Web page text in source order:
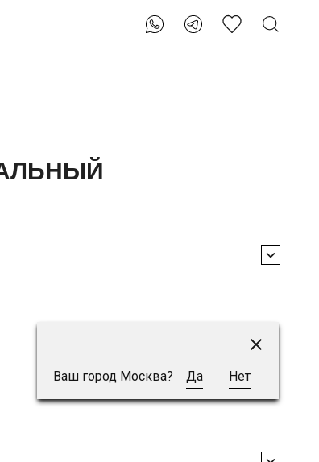
Ваш город Москва? Да Нет